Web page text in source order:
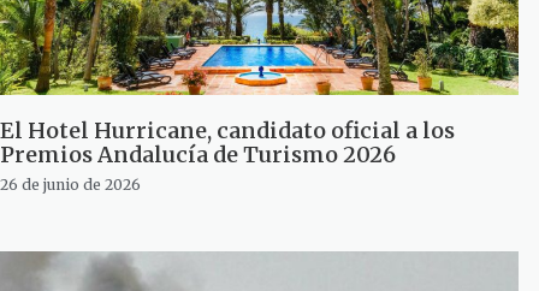
El Hotel Hurricane, candidato oficial a los
Premios Andalucía de Turismo 2026
26 de junio de 2026